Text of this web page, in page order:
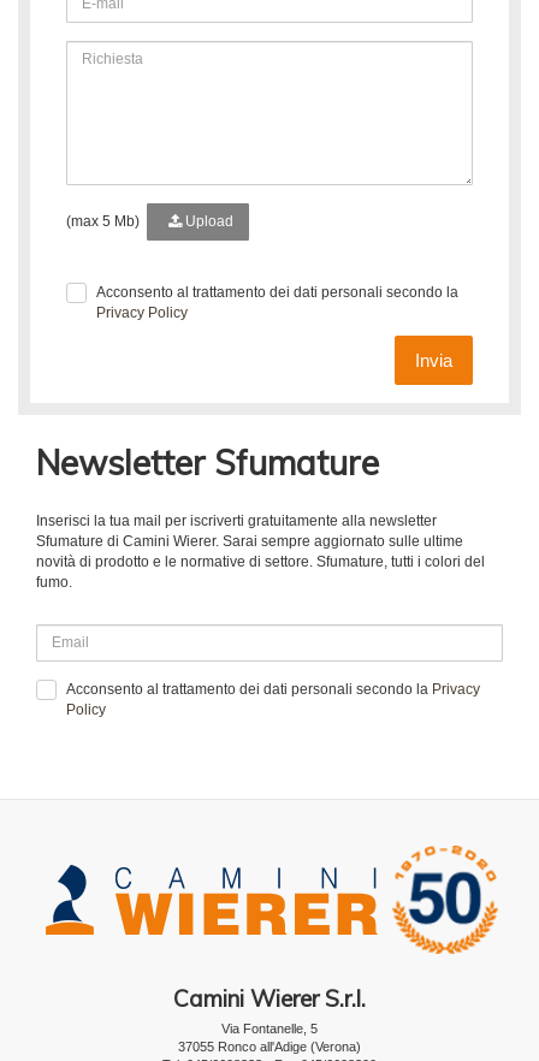
(max 5 Mb) Upload
Acconsento al trattamento dei dati personali secondo la
Privacy Policy
Invia
Newsletter Sfumature
Inserisci la tua mail per iscriverti gratuitamente alla newsletter
Sfumature di Camini Wierer. Sarai sempre aggiornato sulle ultime
novità di prodotto e le normative di settore. Sfumature, tutti i colori del
fumo.
Acconsento al trattamento dei dati personali secondo la Privacy
Policy
Camini Wierer S.r.l.
Via Fontanelle, 5
37055 Ronco all'Adige (Verona)